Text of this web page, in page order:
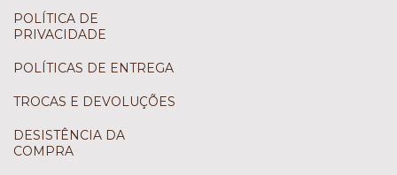
POLÍTICA DE
PRIVACIDADE
POLÍTICAS DE ENTREGA
TROCAS E DEVOLUÇÕES
DESISTÊNCIA DA
COMPRA